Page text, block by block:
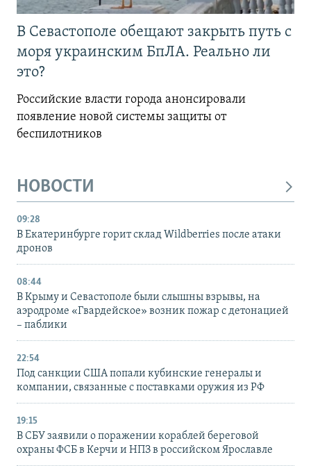
В Севастополе обещают закрыть путь с
моря украинским БпЛА. Реально ли
это?
Российские власти города анонсировали
появление новой системы защиты от
беспилотников
НОВОСТИ
09:28
В Екатеринбурге горит склад Wildberries после атаки
дронов
08:44
В Крыму и Севастополе были слышны взрывы, на
аэродроме «Гвардейское» возник пожар с детонацией
– паблики
22:54
Под санкции США попали кубинские генералы и
компании, связанные с поставками оружия из РФ
19:15
В СБУ заявили о поражении кораблей береговой
охраны ФСБ в Керчи и НПЗ в российском Ярославле